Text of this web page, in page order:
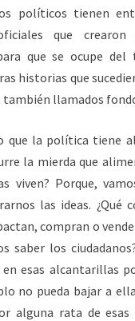
políticos tienen
que
que se ocupe
historias que
llamados
que la política tiene
la mierda que
viven? Porque,
las ideas. ¿Qué
compran o
saber los
en esas alcantarillas
no pueda bajar a
alguna rata de esas